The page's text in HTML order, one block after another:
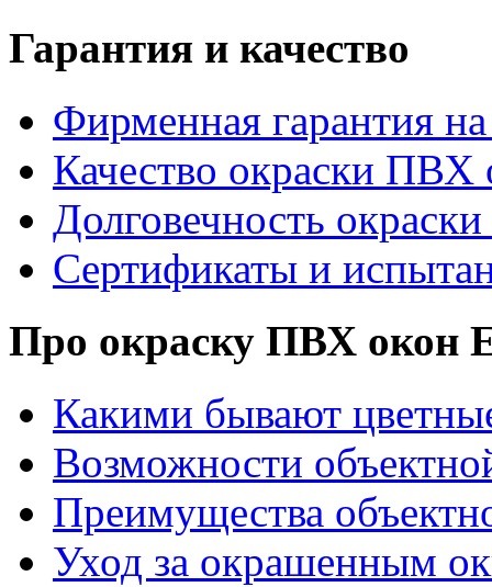
Гарантия и качество
Фирменная гарантия
Качество окраски ПВХ
Долговечность
Сертификаты и
Про окраску ПВХ окон
Какими бывают
Возможности
Преимущества
Уход за окрашенным